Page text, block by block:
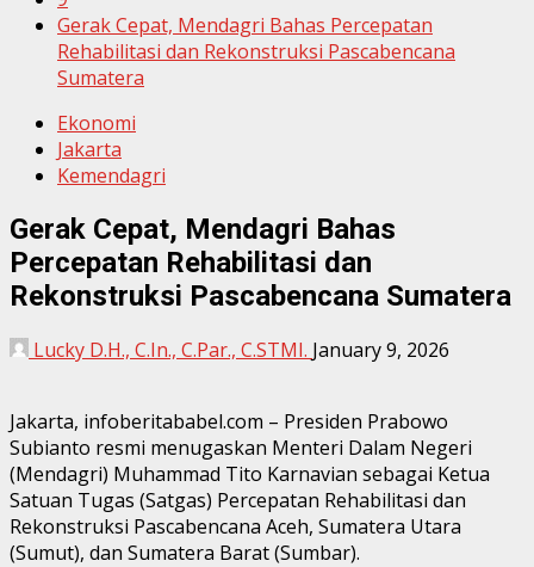
Gerak Cepat, Mendagri Bahas Percepatan
Rehabilitasi dan Rekonstruksi Pascabencana
Sumatera
Ekonomi
Jakarta
Kemendagri
Gerak Cepat, Mendagri Bahas
Percepatan Rehabilitasi dan
Rekonstruksi Pascabencana Sumatera
Lucky D.H., C.In., C.Par., C.STMI. January 9, 2026
Jakarta, infoberitababel.com – Presiden Prabowo
Subianto resmi menugaskan Menteri Dalam Negeri
(Mendagri) Muhammad Tito Karnavian sebagai Ketua
Satuan Tugas (Satgas) Percepatan Rehabilitasi dan
Rekonstruksi Pascabencana Aceh, Sumatera Utara
(Sumut), dan Sumatera Barat (Sumbar).